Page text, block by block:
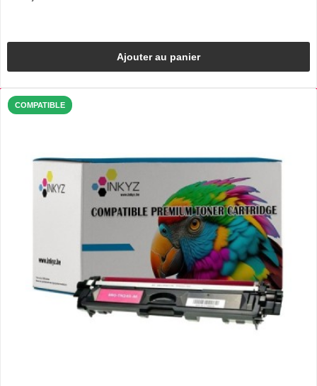
Ajouter au panier
COMPATIBLE